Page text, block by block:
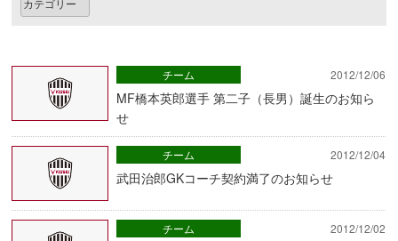
2012/12/06
MF橋本英郎選手 第二子（長男）誕生のお知ら
せ
チーム
2012/12/04
武田治郎GKコーチ契約満了のお知らせ
チーム
2012/12/02
チーム